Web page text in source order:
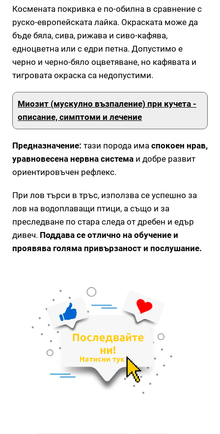
Космената покривка е по-обилна в сравнение с
руско-европейската лайка. Окраската може да
бъде бяла, сива, рижава и сиво-кафява,
едноцветна или с едри петна. Допустимо е
черно и черно-бяло оцветяване, но кафявата и
тигровата окраска са недопустими.
Миозит (мускулно възпаление) при кучета -
описание, симптоми и лечение
Предназначение: тази порода има спокоен нрав,
уравновесена нервна система и добре развит
ориентировъчен рефлекс.
При лов търси в тръс, използва се успешно за
лов на водоплаващи птици, а също и за
преследване по стара следа от дребен и едър
дивеч. Поддава се отлично на обучение и
проявява голяма привързаност и послушание.